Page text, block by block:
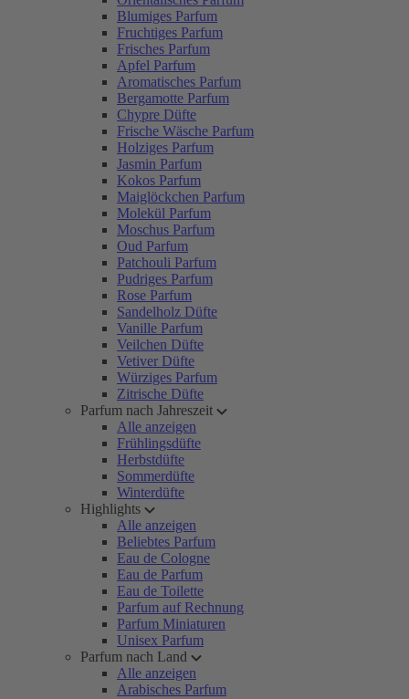
Blumiges Parfum
Fruchtiges Parfum
Frisches Parfum
Apfel Parfum
Aromatisches Parfum
Bergamotte Parfum
Chypre Düfte
Frische Wäsche Parfum
Holziges Parfum
Jasmin Parfum
Kokos Parfum
Maiglöckchen Parfum
Molekül Parfum
Moschus Parfum
Oud Parfum
Patchouli Parfum
Pudriges Parfum
Rose Parfum
Sandelholz Düfte
Vanille Parfum
Veilchen Düfte
Vetiver Düfte
Würziges Parfum
Zitrische Düfte
Parfum nach Jahreszeit
Alle anzeigen
Frühlingsdüfte
Herbstdüfte
Sommerdüfte
Winterdüfte
Highlights
Alle anzeigen
Beliebtes Parfum
Eau de Cologne
Eau de Parfum
Eau de Toilette
Parfum auf Rechnung
Parfum Miniaturen
Unisex Parfum
Parfum nach Land
Alle anzeigen
Arabisches Parfum